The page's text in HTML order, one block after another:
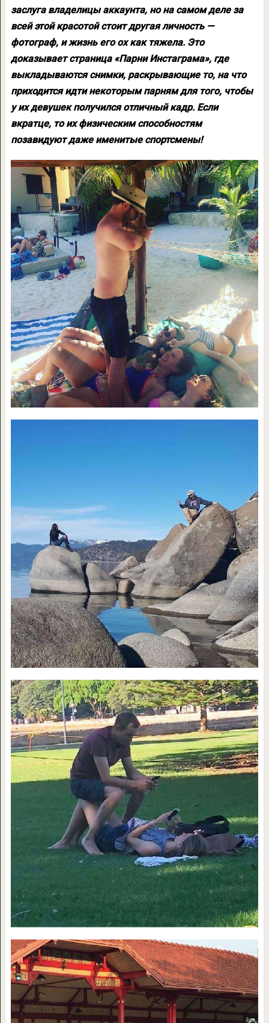
заслуга владелицы аккаунта, но на самом деле за
всей этой красотой стоит другая личность —
фотограф, и жизнь его ох как тяжела. Это
доказывает страница «Парни Инстаграма», где
выкладываются снимки, раскрывающие то, на что
приходится идти некоторым парням для того, чтобы
у их девушек получился отличный кадр. Если
вкратце, то их физическим способностям
позавидуют даже именитые спортсмены!